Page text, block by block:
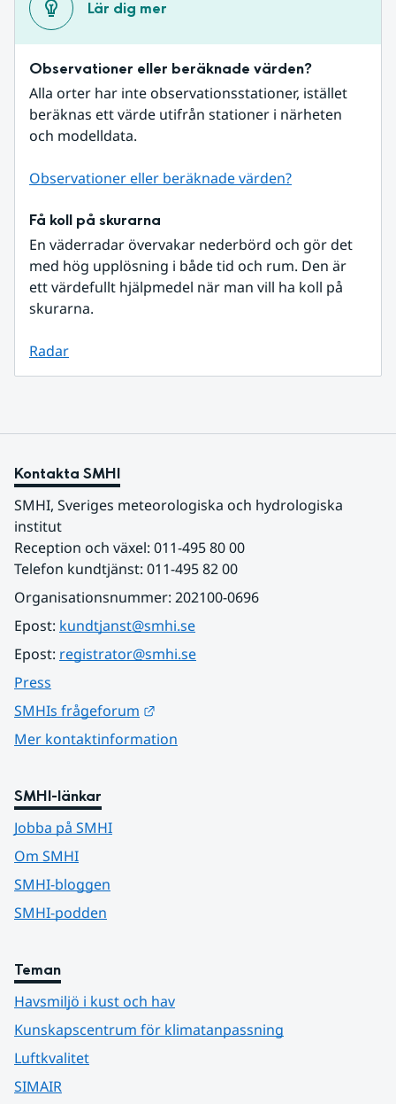
Lär dig mer
Observationer eller beräknade värden?
Alla orter har inte observationsstationer, istället
beräknas ett värde utifrån stationer i närheten
och modelldata.
Observationer eller beräknade värden?
Få koll på skurarna
En väderradar övervakar nederbörd och gör det
med hög upplösning i både tid och rum. Den är
ett värdefullt hjälpmedel när man vill ha koll på
skurarna.
Radar
Kontakta SMHI
SMHI, Sveriges meteorologiska och hydrologiska
institut
Reception och växel: 011-495 80 00
Telefon kundtjänst: 011-495 82 00
Organisationsnummer: 202100-0696
Epost: kundtjanst@smhi.se
Epost: registrator@smhi.se
Press
SMHIs frågeforum
Mer kontaktinformation
SMHI-länkar
Jobba på SMHI
Om SMHI
SMHI-bloggen
SMHI-podden
Teman
Havsmiljö i kust och hav
Kunskapscentrum för klimatanpassning
Luftkvalitet
SIMAIR